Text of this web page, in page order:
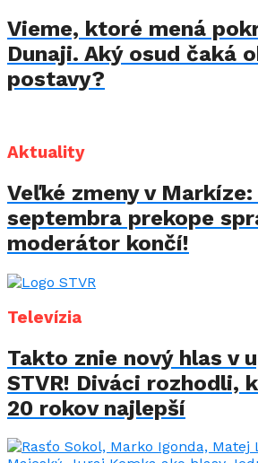
Vieme, ktoré mená
Dunaji. Aký osud čaká
postavy?
Aktuality
Veľké zmeny v Markíze:
septembra prekope
moderátor končí!
Televízia
Takto znie nový hlas v
STVR! Diváci rozhodli,
20 rokov najlepší